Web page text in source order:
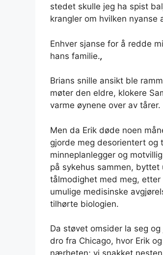
stedet skulle jeg ha spist
krangler om hvilken
Enhver sjanse for å redde
hans familie.,
Brians snille ansikt ble
møter den eldre, klokere
varme øynene over av
Men da Erik døde noen
gjorde meg desorientert og
minneplanlegger og
på sykehus sammen,
tålmodighet med meg,
umulige medisinske
tilhørte biologien.
Da støvet omsider la seg
dro fra Chicago, hvor Erik